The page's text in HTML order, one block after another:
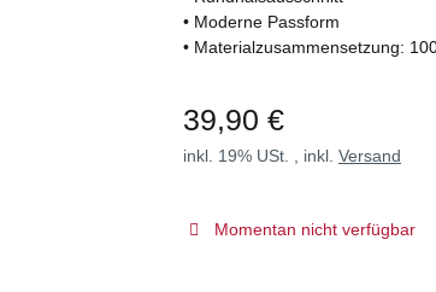
• Moderne Passform
• Materialzusammensetzung:
39,90 €
inkl. 19% USt. , inkl. Versand
Momentan nicht verfügbar